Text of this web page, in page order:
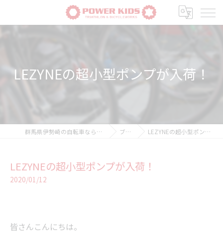
LEZYNEの超小型ポンプが入荷！
群馬県伊勢崎の自転車ならPOWER-KIDS ブログ LEZYNEの超小型ポンプが入荷！
LEZYNEの超小型ポンプが入荷！
2020/01/12
皆さんこんにちは。